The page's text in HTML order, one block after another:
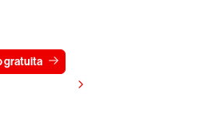
gratuita